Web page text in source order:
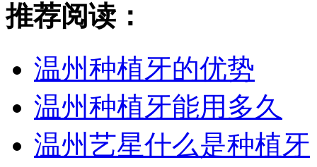
推荐阅读：
温州种植牙的优势
温州种植牙能用多久
温州艺星什么是种植牙